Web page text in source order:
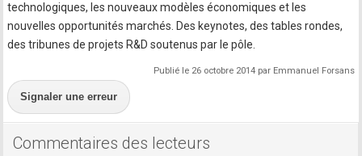
technologiques, les nouveaux modèles économiques et les
nouvelles opportunités marchés. Des keynotes, des tables rondes,
des tribunes de projets R&D soutenus par le pôle.
Publié le 26 octobre 2014 par Emmanuel Forsans
Signaler une erreur
Commentaires des lecteurs